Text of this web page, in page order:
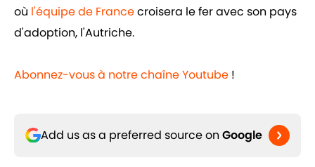
où l'équipe de Francecroisera le fer avec son pays
d'adoption, l'Autriche.
Abonnez-vous à notre chaîne Youtube !
Add us as a preferred source on Google